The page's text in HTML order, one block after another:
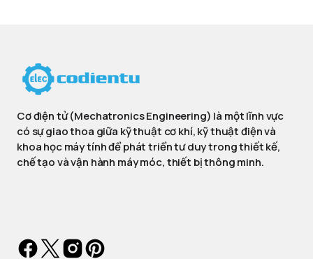
Cơ điện tử (Mechatronics Engineering) là một lĩnh vực
có sự giao thoa giữa kỹ thuật cơ khí, kỹ thuật điện và
khoa học máy tính để phát triển tư duy trong thiết kế,
chế tạo và vận hành máy móc, thiết bị thông minh.